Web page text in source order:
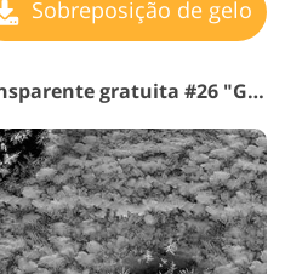
Sobreposição de gelo
Sobreposição de gelo transparente gratuita #26 "Glacial Cascade"